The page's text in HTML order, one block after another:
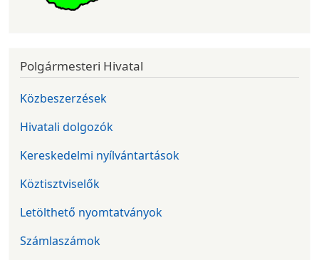
Polgármesteri Hivatal
Közbeszerzések
Hivatali dolgozók
Kereskedelmi nyílvántartások
Köztisztviselők
Letölthető nyomtatványok
Számlaszámok